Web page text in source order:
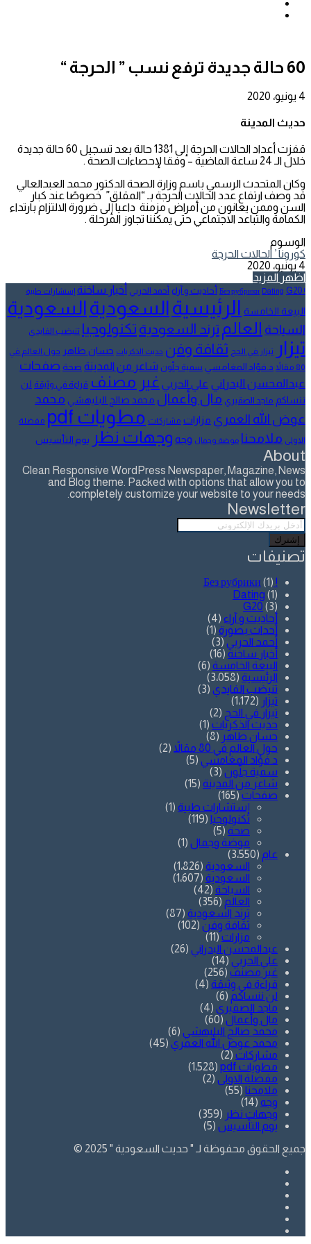
60 حالة جديدة ترفع نسب ” الحرجة “
4 يونيو، 2020
حديث المدينة
قفزت أعداد الحالات الحرجة إلى 1381 حالة بعد تسجيل 60 حالة جديدة
خلال الـ 24 ساعة الماضية – وفقا لإحصاءات الصحة .
وكان المتحدث الرسمي باسم وزارة الصحة الدكتور محمد العبدالعالي
قد وصف ارتفاع عدد الحالات الحرجة بـ “المقلق” خصوصًا عند كبار
السن وممن يعانون من أمراض مزمنة داعيا إلى ضرورة الالتزام بارتداء
الكمامة والتباعد الاجتماعي حتى يمكننا تجاوز المرحلة .
الوسوم
كورونا ’ الحالات الحرجة
4 يونيو، 2020
اظهر المزيد
! Без рубрики
Dating G20 أحاديث و آراء أحمد الحربي أخبار ساخنة إستشارات طبية
البيعة الخامسة الرئيسيةالسعوديةالسعودية
السياحة العالم ترند السعودية تكنولوجيا تنيضب الفايدي
تيزار تيزار في الحج ثقافة وفن حديث الذكريات حسان طاهر حول العالم في
80 مقالاً
د.فؤاد المغامسي سمية جلّون شاعر من المدينة صحة صفحات
عبدالمحسن البدراني علي الحربي غير مصنف قراءة في وثيقة لن
ننساكم ماجد الصقيري مال وأعمال محمد صالح البليهشي محمد
عوض الله العمري مزارات مشاركات مطويات pdf مفضلة
الاولى ملامحنا موضة وجمال وجه وجهات نظر يوم التأسيس
About
Clean Responsive WordPress Newspaper, Magazine, News
and Blog theme. Packed with options that allow you to
completely customize your website to your needs.
Newsletter
أدخل
بريدك
الإلكتروني
تصنيفات
! Без рубрики
(1)
Dating (1)
G20 (3)
أحاديث و آراء (4)
أحداث بصورة (1)
أحمد الحربي (3)
أخبار ساخنة (16)
البيعة الخامسة (6)
الرئيسية (3٬058)
تنيضب الفايدي (3)
تيزار (1٬172)
تيزار في الحج (2)
حديث الذكريات (1)
حسان طاهر (8)
حول العالم في 80 مقالاً
(2)
د.فؤاد المغامسي (5)
سمية جلّون (3)
شاعر من المدينة (15)
صفحات (165)
إستشارات طبية (1)
تكنولوجيا (119)
صحة (5)
موضة وجمال (1)
عام (3٬550)
السعودية (1٬826)
السعودية (1٬607)
السياحة (42)
العالم (356)
ترند السعودية (87)
ثقافة وفن (102)
مزارات (11)
عبدالمحسن البدراني (26)
علي الحربي (14)
غير مصنف (256)
قراءة في وثيقة (4)
لن ننساكم (6)
ماجد الصقيري (4)
مال وأعمال (60)
محمد صالح البليهشي (6)
محمد عوض الله العمري (45)
مشاركات (2)
مطويات pdf
(1٬528)
مفضلة الاولى (2)
ملامحنا (55)
وجه (14)
وجهات نظر (359)
يوم التأسيس (5)
جميع الحقوق محفوظة لـ " حديث السعودية " 2025 ©